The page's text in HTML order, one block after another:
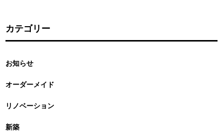
カテゴリー
お知らせ
オーダーメイド
リノベーション
新築